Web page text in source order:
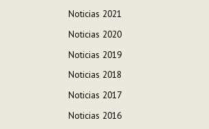
Noticias 2021
Noticias 2020
Noticias 2019
Noticias 2018
Noticias 2017
Noticias 2016